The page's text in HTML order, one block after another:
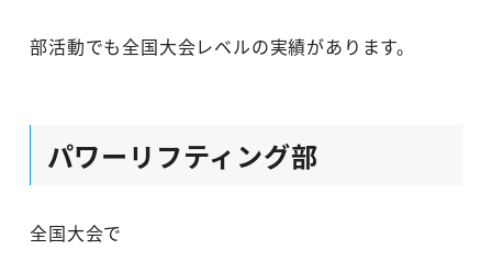
部活動でも全国大会レベルの実績があります。
パワーリフティング部
全国大会で